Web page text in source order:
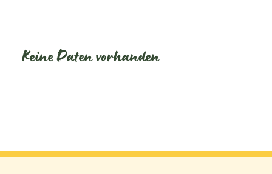
Keine Daten vorhanden